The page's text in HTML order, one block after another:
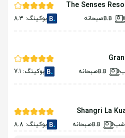
The Senses
صبحانه بوکینگ: 8.3
صبحانه بوکینگ: 7.1
Shangri La
صبحانه بوکینگ: 8.8